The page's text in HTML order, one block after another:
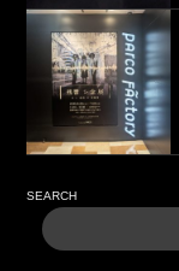
SEARCH